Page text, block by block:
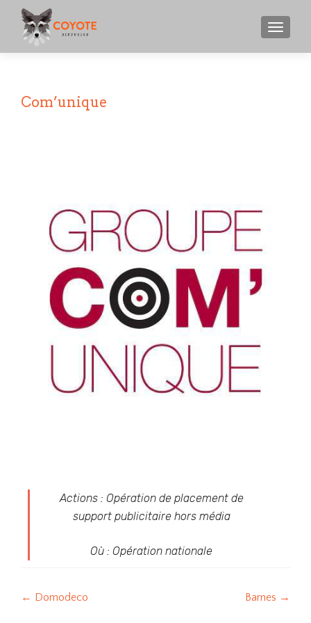
MENU
Com’unique
Actions : Opération de placement de
support publicitaire hors média
Où : Opération nationale
Post
← Domodeco Barnes →